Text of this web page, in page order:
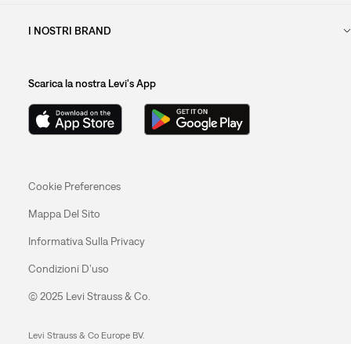
I NOSTRI BRAND
Scarica la nostra Levi's App
Cookie Preferences
Mappa Del Sito
Informativa Sulla Privacy
Condizioni D’uso
© 2025 Levi Strauss & Co.
Levi Strauss & Co Europe BV.